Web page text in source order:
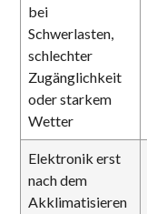
bei
Schwerlasten,
schlechter
Zugänglichkeit
oder starkem
Wetter
Elektronik erst
nach dem
Akklimatisieren